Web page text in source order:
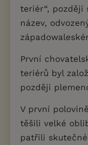
teriér“, později
název,
První
teriérů byl
později
V první
těšili velké
patřili